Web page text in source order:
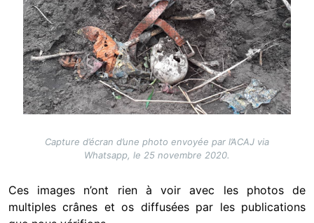
Capture d’écran d’une photo envoyée par l’ACAJ via
Whatsapp, le 25 novembre 2020.
Ces images n’ont rien à voir avec les photos de
multiples crânes et os diffusées par les publications